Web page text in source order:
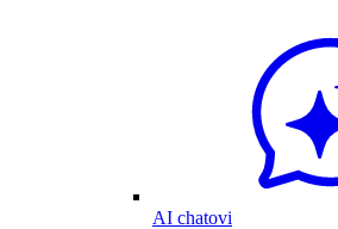
AI chatovi